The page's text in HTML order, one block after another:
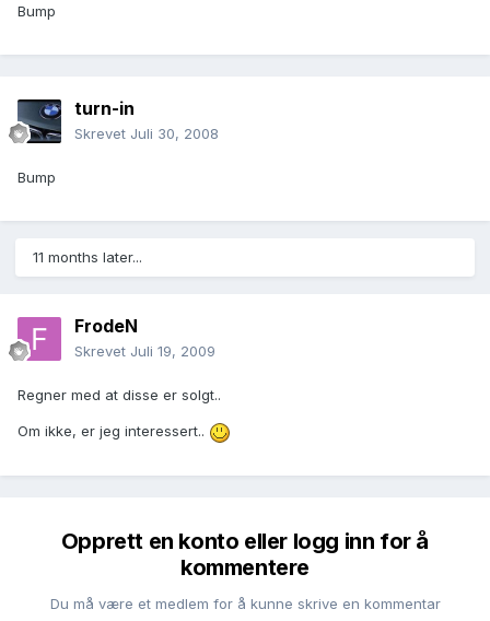
Bump
turn-in
Skrevet Juli 30, 2008
Bump
11 months later...
FrodeN
Skrevet Juli 19, 2009
Regner med at disse er solgt..
Om ikke, er jeg interessert..
Opprett en konto eller logg inn for å
kommentere
Du må være et medlem for å kunne skrive en kommentar